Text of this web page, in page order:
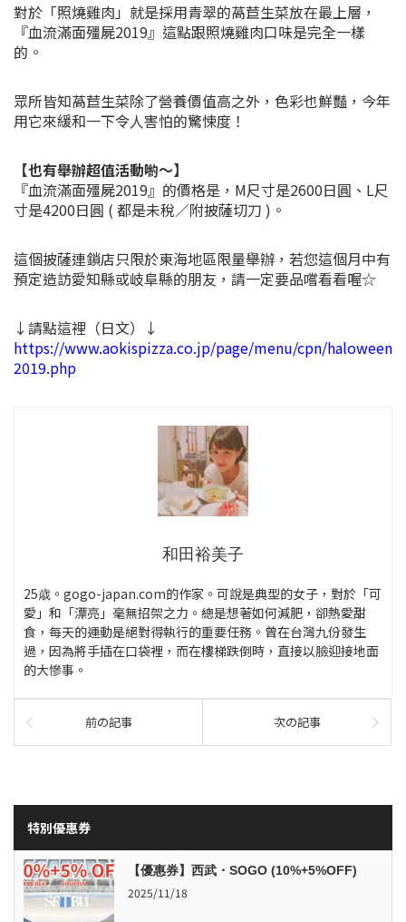
對於「照燒雞肉」就是採用青翠的萵苣生菜放在最上層，
『血流滿面殭屍2019』這點跟照燒雞肉口味是完全一樣
的。
眾所皆知萵苣生菜除了營養價值高之外，色彩也鮮豔，今年
用它來緩和一下令人害怕的驚悚度！
【也有舉辦超值活動喲～】
『血流滿面殭屍2019』的價格是，M尺寸是2600日圓、L尺
寸是4200日圓 ( 都是未稅／附披薩切刀 )。
這個披薩連鎖店只限於東海地區限量舉辦，若您這個月中有
預定造訪愛知縣或岐阜縣的朋友，請一定要品嚐看看喔☆
↓請點這裡（日文）↓
https://www.aokispizza.co.jp/page/menu/cpn/haloween
2019.php
和田裕美子
25歳。gogo-japan.com的作家。可說是典型的女子，對於「可
愛」和「漂亮」毫無招架之力。總是想著如何減肥，卻熱愛甜
食，每天的運動是絕對得執行的重要任務。曾在台灣九份發生
過，因為將手插在口袋裡，而在樓梯跌倒時，直接以臉迎接地面
的大慘事。
前の記事 次の記事
特別優惠券
【優惠券】西武・SOGO (10%+5%OFF)
2025/11/18